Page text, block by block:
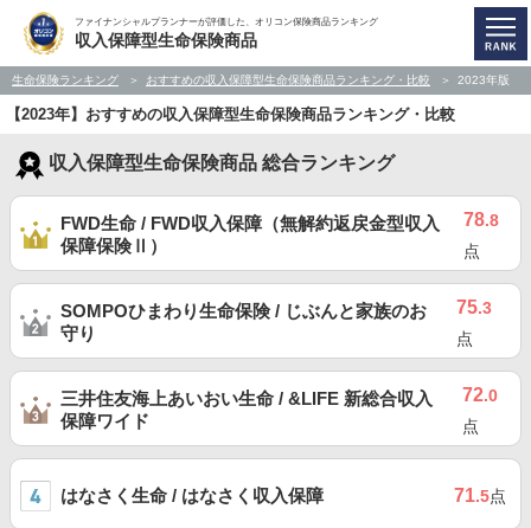
ファイナンシャルプランナーが評価した、オリコン保険商品ランキング
収入保障型生命保険商品
生命保険ランキング おすすめの収入保障型生命保険商品ランキング・比較 2023年版
【2023年】おすすめの収入保障型生命保険商品ランキング・比較
収入保障型生命保険商品 総合ランキング
FWD生命 / FWD収入保障（無解約返戻金型収入
保障保険Ⅱ）
78.8
点
SOMPOひまわり生命保険 / じぶんと家族のお
守り
75.3
点
三井住友海上あいおい生命 / &LIFE 新総合収入
保障ワイド
72.0
点
はなさく生命 / はなさく収入保障 71.5点